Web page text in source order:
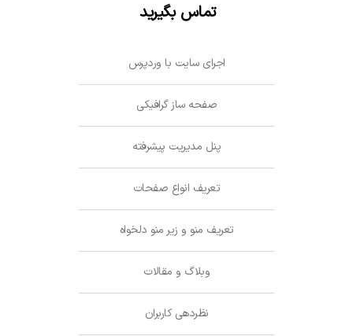
تماس بگیرید
اجرای سایت با وردپرس
صفحه ساز گرافیکی
پنل مدیریت پیشرفته
تعریف انواع صفحات
تعریف منو و زیر منو دلخواه
وبلاگ و مقالات
نظردهی کاربران